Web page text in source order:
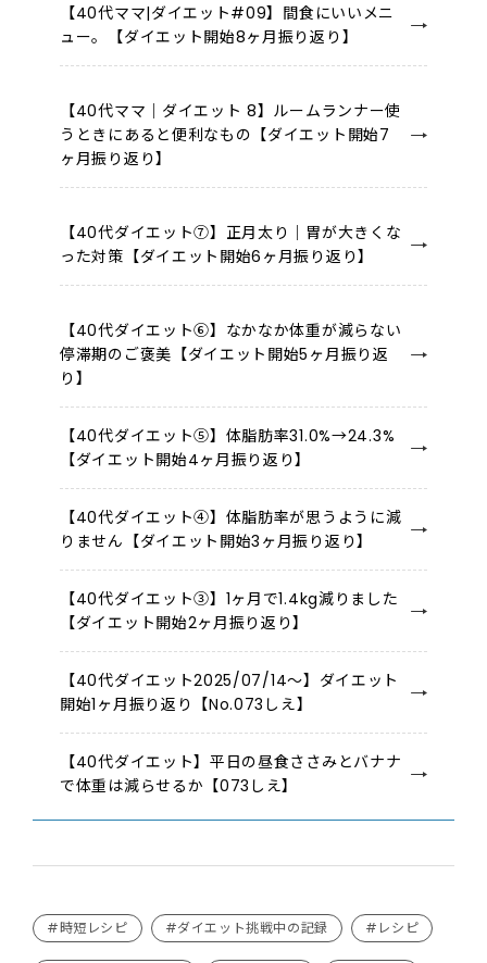
【40代ママ|ダイエット#09】間食にいいメニ
ュー。【ダイエット開始8ヶ月振り返り】
【40代ママ｜ダイエット 8】ルームランナー使
うときにあると便利なもの【ダイエット開始7
ヶ月振り返り】
【40代ダイエット⑦】正月太り｜胃が大きくな
った対策【ダイエット開始6ヶ月振り返り】
【40代ダイエット⑥】なかなか体重が減らない
停滞期のご褒美【ダイエット開始5ヶ月振り返
り】
【40代ダイエット⑤】体脂肪率31.0%→24.3%
【ダイエット開始4ヶ月振り返り】
【40代ダイエット④】体脂肪率が思うように減
りません【ダイエット開始3ヶ月振り返り】
【40代ダイエット③】1ヶ月で1.4kg減りました
【ダイエット開始2ヶ月振り返り】
【40代ダイエット2025/07/14～】ダイエット
開始1ヶ月振り返り【No.073しえ】
【40代ダイエット】平日の昼食ささみとバナナ
で体重は減らせるか【073しえ】
#時短レシピ #ダイエット挑戦中の記録 #レシピ